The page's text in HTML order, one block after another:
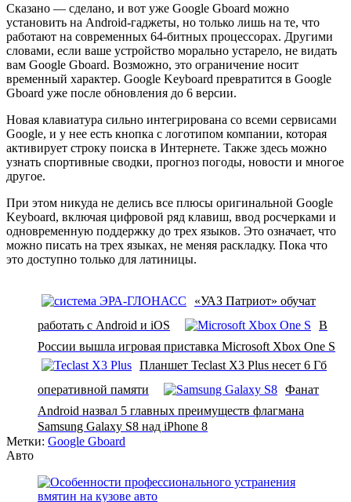
Сказано — сделано, и вот уже Google Gboard можно
установить на Android-гаджеты, но только лишь на те, что
работают на современных 64-битных процессорах. Другими
словами, если ваше устройство морально устарело, не видать
вам Google Gboard. Возможно, это ограничение носит
временный характер. Google Keyboard превратится в Google
Gboard уже после обновления до 6 версии.
Новая клавиатура сильно интегрирована со всеми сервисами
Google, и у нее есть кнопка с логотипом компании, которая
активирует строку поиска в Интернете. Также здесь можно
узнать спортивные сводки, прогноз погоды, новости и многое
другое.
При этом никуда не делись все плюсы оригинальной Google
Keyboard, включая цифровой ряд клавиш, ввод росчерками и
одновременную поддержку до трех языков. Это означает, что
можно писать на трех языках, не меняя раскладку. Пока что
это доступно только для латиницы.
«УАЗ Патриот» обучат
работать с Android и iOS
В
России вышла игровая приставка Microsoft Xbox One S
Планшет Teclast X3 Plus несет 6 Гб
оперативной памяти
Фанат
Android назвал 5 главных преимуществ флагмана
Samsung Galaxy S8 над iPhone 8
Метки: Google Gboard
Авто